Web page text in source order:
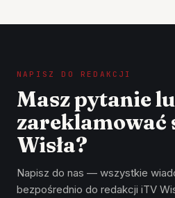
NAPISZ DO REDAKCJI
Masz pytanie
zareklamować
Wisła?
Napisz do nas — wszystkie
bezpośrednio do redakcji iTV